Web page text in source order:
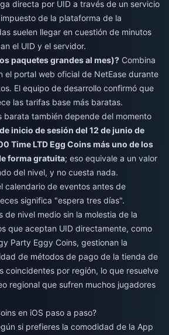
directa por UID a través de un servicio
de la plataforma de la
suelen llegar en cuestión de minutos
el UID y el servidor.
paquetes grandes al mes)? Combina
el portal web oficial de NetEase durante
El equipo de desarrollo confirmó que
las tarifas base más baratas.
barata también depende del momento
inicio de sesión del 12 de junio de
Time LTD Egg Coins más uno de los
forma gratuita; eso equivale a un valor
del nivel, y no cuesta nada.
calendario de eventos antes de
significa "espera tres días".
de nivel medio sin la molestia de la
que aceptan UID directamente, como
Party Eggy Coins, gestionan la
de métodos de pago de la tienda de
coincidentes por región, lo que resuelve
regional que sufren muchos jugadores
en iOS paso a paso?
si prefieres la comodidad de la App